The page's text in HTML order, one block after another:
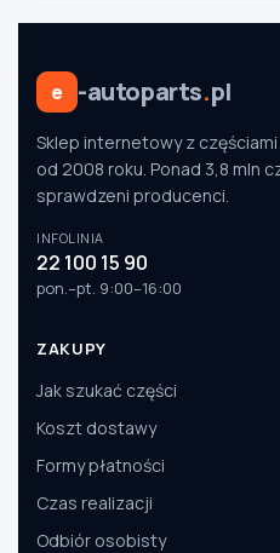
e -autoparts.pl
Sklep internetowy z
od 2008 roku. Ponad 3,8 mln
sprawdzeni producenci.
INFOLINIA
22 100 15 90
pon.–pt. 9:00–16:00
ZAKUPY
Jak szukać części
Koszt dostawy
Formy płatności
Czas realizacji
Odbiór osobisty